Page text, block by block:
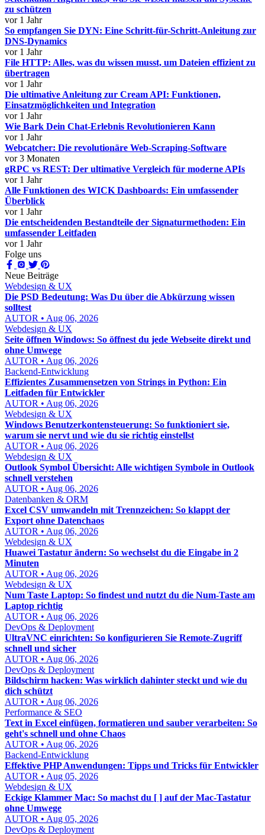
zu schützen
vor 1 Jahr
So empfangen Sie DYN: Eine Schritt-für-Schritt-Anleitung zur
DNS-Dynamics
vor 1 Jahr
File HTTP: Alles, was du wissen musst, um Dateien effizient zu
übertragen
vor 1 Jahr
Die ultimative Anleitung zur Cream API: Funktionen,
Einsatzmöglichkeiten und Integration
vor 1 Jahr
Wie Bark Dein Chat-Erlebnis Revolutionieren Kann
vor 1 Jahr
Webcatcher: Die revolutionäre Web-Scraping-Software
vor 3 Monaten
gRPC vs REST: Der ultimative Vergleich für moderne APIs
vor 1 Jahr
Alle Funktionen des WICK Dashboards: Ein umfassender
Überblick
vor 1 Jahr
Die entscheidenden Bestandteile der Signaturmethoden: Ein
umfassender Leitfaden
vor 1 Jahr
Folge uns
Neue Beiträge
Webdesign & UX
Die PSD Bedeutung: Was Du über die Abkürzung wissen
solltest
AUTOR • Aug 06, 2026
Webdesign & UX
Seite öffnen Windows: So öffnest du jede Webseite direkt und
ohne Umwege
AUTOR • Aug 06, 2026
Backend-Entwicklung
Effizientes Zusammensetzen von Strings in Python: Ein
Leitfaden für Entwickler
AUTOR • Aug 06, 2026
Webdesign & UX
Windows Benutzerkontensteuerung: So funktioniert sie,
warum sie nervt und wie du sie richtig einstellst
AUTOR • Aug 06, 2026
Webdesign & UX
Outlook Symbol Übersicht: Alle wichtigen Symbole in Outlook
schnell verstehen
AUTOR • Aug 06, 2026
Datenbanken & ORM
Excel CSV umwandeln mit Trennzeichen: So klappt der
Export ohne Datenchaos
AUTOR • Aug 06, 2026
Webdesign & UX
Huawei Tastatur ändern: So wechselst du die Eingabe in 2
Minuten
AUTOR • Aug 06, 2026
Webdesign & UX
Num Taste Laptop: So findest und nutzt du die Num-Taste am
Laptop richtig
AUTOR • Aug 06, 2026
DevOps & Deployment
UltraVNC einrichten: So konfigurieren Sie Remote-Zugriff
schnell und sicher
AUTOR • Aug 06, 2026
DevOps & Deployment
Bildschirm hacken: Was wirklich dahinter steckt und wie du
dich schützt
AUTOR • Aug 06, 2026
Performance & SEO
Text in Excel einfügen, formatieren und sauber verarbeiten: So
geht's schnell und ohne Chaos
AUTOR • Aug 06, 2026
Backend-Entwicklung
Effektive PHP Anwendungen: Tipps und Tricks für Entwickler
AUTOR • Aug 05, 2026
Webdesign & UX
Eckige Klammer Mac: So machst du [ ] auf der Mac-Tastatur
ohne Umwege
AUTOR • Aug 05, 2026
DevOps & Deployment